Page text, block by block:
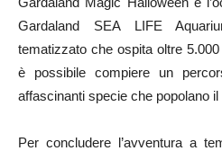
Gardaland SEA LIFE
tematizzato che ospita oltre
è possibile compiere un
affascinanti specie che popolano il
Per concludere l’avventura a